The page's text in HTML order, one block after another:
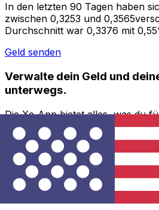
In den letzten 90 Tagen haben
zwischen 0,3253 und
Durchschnitt war 0,3376 mit
Geld senden
Verwalte dein Geld und
unterwegs.
Die Xe-App bietet alles, was du
und Währungsmanagement
umrechnen,
Geld ins Ausland überweisen,
Gebühren. Heute herunterladen!